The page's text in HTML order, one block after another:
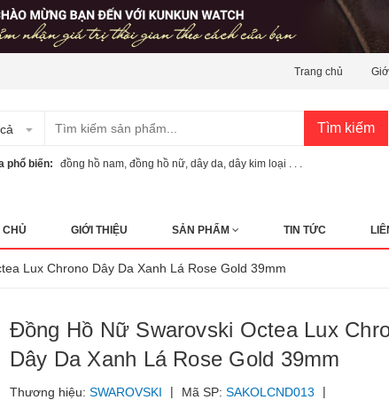
Trang chủ
Tìm kiếm
phổ biến: đồng hồ nam đồng hồ nữ dây da dây kim loại . . .
CHỦ GIỚI THIỆU SẢN PHẨM TIN TỨC
Lux Chrono Dây Da Xanh Lá Rose Gold 39mm
Đồng Hồ Nữ Swarovski Octea Lux
Dây Da Xanh Lá Rose Gold 39mm
Thương hiệu: SWAROVSKI | Mã SP: SAKOLCND013 |